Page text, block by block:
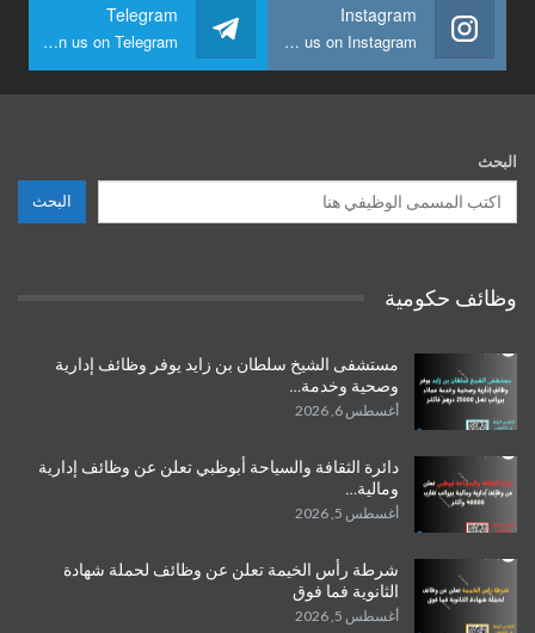
Instagram
Join us on Instagram
Telegram
Join us on Telegram
البحث
البحث
وظائف حكومية
مستشفى الشيخ سلطان بن زايد يوفر وظائف إدارية
وصحية وخدمة…
أغسطس 6, 2026
دائرة الثقافة والسياحة أبوظبي تعلن عن وظائف إدارية
ومالية…
أغسطس 5, 2026
شرطة رأس الخيمة تعلن عن وظائف لحملة شهادة
الثانوية فما فوق
أغسطس 5, 2026